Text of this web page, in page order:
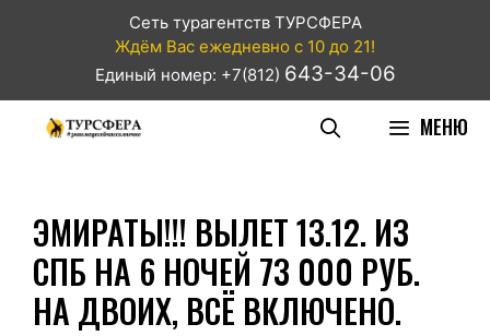
Сеть турагентств ТУРСФЕРА
Ждём Вас ежедневно с 10 до 21!
Единый номер: +7(812) 643-34-06
МЕНЮ
ЭМИРАТЫ!!! ВЫЛЕТ 13.12. ИЗ
СПБ НА 6 НОЧЕЙ 73 000 РУБ.
НА ДВОИХ, ВСЁ ВКЛЮЧЕНО.